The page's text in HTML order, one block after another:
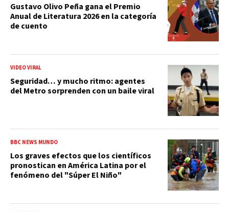
Gustavo Olivo Peña gana el Premio
Anual de Literatura 2026 en la categoría
de cuento
VIDEO VIRAL
Seguridad… y mucho ritmo: agentes
del Metro sorprenden con un baile viral
BBC NEWS MUNDO
Los graves efectos que los científicos
pronostican en América Latina por el
fenómeno del "Súper El Niño"